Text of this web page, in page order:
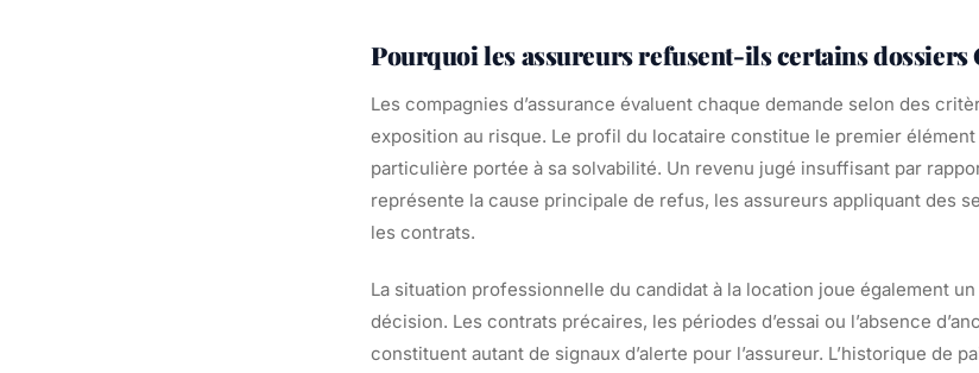
Pourquoi les assureurs refusent-ils certains dossiers
Les compagnies d’assurance évaluent chaque demande selon des
exposition au risque. Le profil du locataire constitue le premier
particulière portée à sa solvabilité. Un revenu jugé insuffisant par
représente la cause principale de refus, les assureurs appliquant des
les contrats.
La situation professionnelle du candidat à la location joue également
décision. Les contrats précaires, les périodes d’essai ou l’absence
constituent autant de signaux d’alerte pour l’assureur. L’historique de